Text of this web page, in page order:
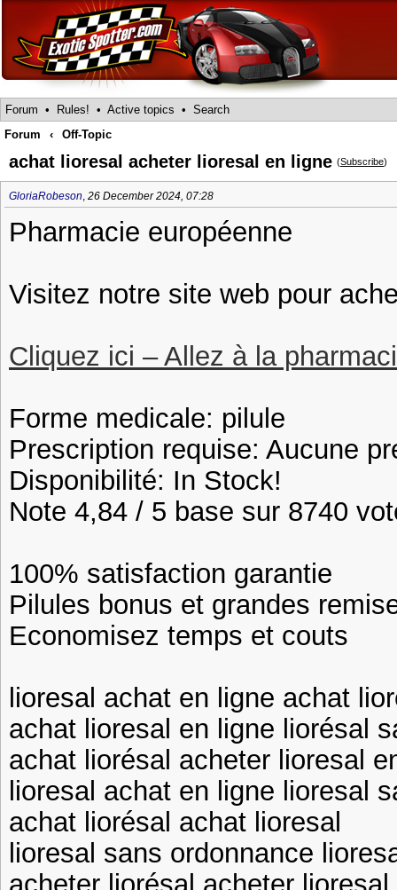
Forum • Rules! • Active topics • Search
Forum
‹ Off-Topic
achat lioresal acheter lioresal en ligne (Subscribe)
GloriaRobeson, 26 December 2024, 07:28
Pharmacie européenne
Visitez notre site web pour
Cliquez ici – Allez à la
Forme medicale: pilule
Prescription requise: Aucune
Disponibilité: In Stock!
Note 4,84 / 5 base sur 8740
100% satisfaction garantie
Pilules bonus et grandes
Economisez temps et couts
lioresal achat en ligne achat
achat lioresal en ligne liorésal
achat liorésal acheter lioresal
lioresal achat en ligne lioresal
achat liorésal achat lioresal
lioresal sans ordonnance
acheter liorésal acheter lioresal